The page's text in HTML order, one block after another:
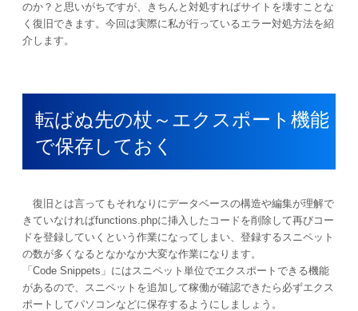
のか？と思いがちですが、きちんと対処すればサイトを壊すことな
く復旧できます。今回は実際に私が行っているエラー対処方法を紹
介します。
転ばぬ先の杖～エクスポート機能
で保存しておく
復旧とは言ってもそれなりにデータベースの構造や編集が理解で
きていなければfunctions.phpに挿入したコードを削除して再びコー
ドを登録していくという作業になってしまい、登録するスニペット
の数が多くなるとなかなか大変な作業になります。
「Code Snippets」にはスニペット単位でエクスポートできる機能
があるので、スニペットを追加して稼働が確認できたら必ずエクス
ポートしてパソコンなどに保存するようにしましょう。